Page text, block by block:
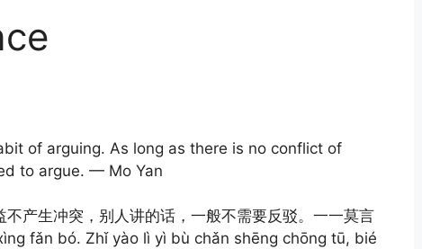
of arguing. As long as there is no conflict of
to argue. — Mo Yan
产生冲突，别人讲的话，一般不需要反驳。一一莫言
fǎn bó. Zhǐ yào lì yì bù chǎn shēng chōng tū, bié